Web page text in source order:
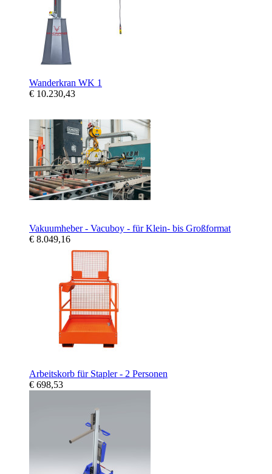
Wanderkran WK 1
€ 10.230,43
Vakuumheber - Vacuboy - für Klein- bis Großformat
€ 8.049,16
Arbeitskorb für Stapler - 2 Personen
€ 698,53